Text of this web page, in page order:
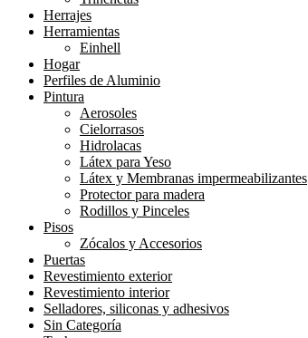
Herrajes
Herramientas
Einhell
Hogar
Perfiles de Aluminio
Pintura
Aerosoles
Cielorrasos
Hidrolacas
Látex para Yeso
Látex y Membranas impermeabilizantes
Protector para madera
Rodillos y Pinceles
Pisos
Zócalos y Accesorios
Puertas
Revestimiento exterior
Revestimiento interior
Selladores, siliconas y adhesivos
Sin Categoría